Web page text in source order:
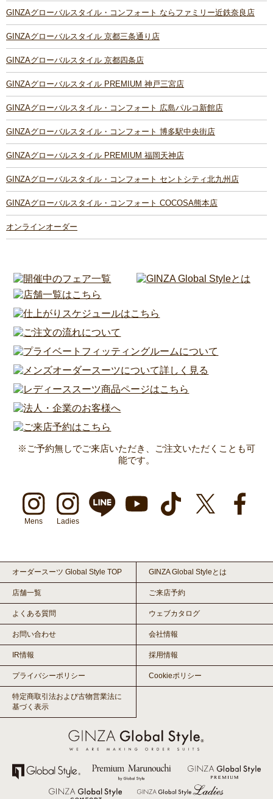
GINZAグローバルスタイル・コンフォート ならファミリー近鉄奈良店
GINZAグローバルスタイル 京都三条通り店
GINZAグローバルスタイル 京都四条店
GINZAグローバルスタイル PREMIUM 神戸三宮店
GINZAグローバルスタイル・コンフォート 広島パルコ新館店
GINZAグローバルスタイル・コンフォート 博多駅中央街店
GINZAグローバルスタイル PREMIUM 福岡天神店
GINZAグローバルスタイル・コンフォート セントシティ北九州店
GINZAグローバルスタイル・コンフォート COCOSA熊本店
オンラインオーダー
※ご予約無しでご来店いただき、ご注文いただくことも可
能です。
Mens Ladies
オーダースーツ Global Style TOP GINZA Global Styleとは
店舗一覧 ご来店予約
よくある質問 ウェブカタログ
お問い合わせ 会社情報
IR情報 採用情報
プライバシーポリシー Cookieポリシー
特定商取引法および古物営業法に
基づく表示